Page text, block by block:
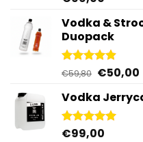
Vodka &
Duopack
Gewaardeerd
€59,80
was:
€59,80.
€50,00
Vodka
Gewaardeerd
€99,00